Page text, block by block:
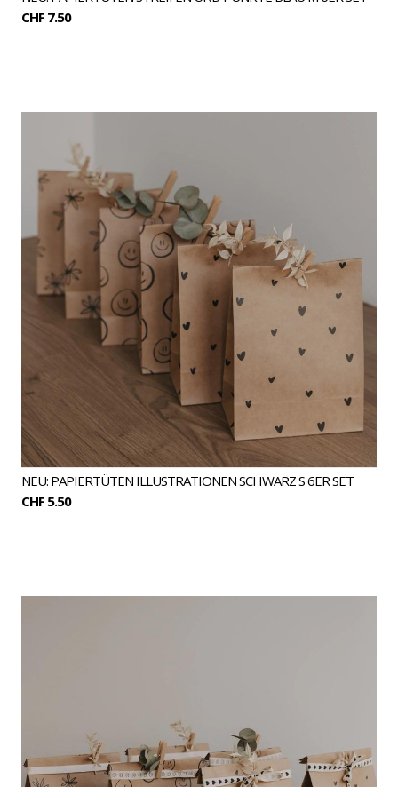
CHF 7.50
NEU: PAPIERTÜTEN ILLUSTRATIONEN SCHWARZ S 6ER SET
CHF 5.50